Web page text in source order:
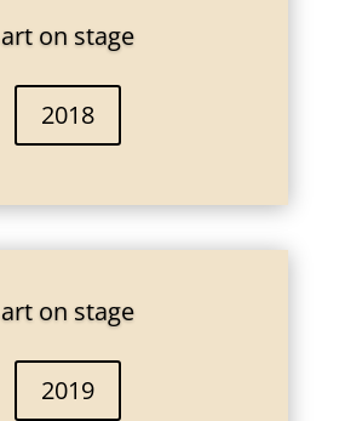
art on stage
2018
art on stage
2019